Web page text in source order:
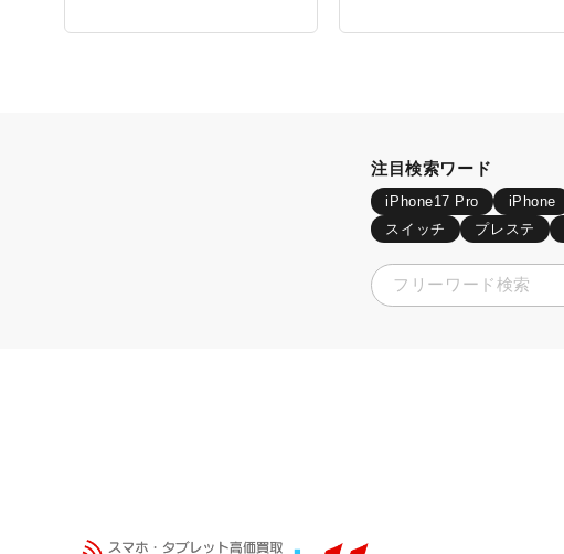
注目検索ワード
iPhone17 Pro iPhone
スイッチ
プレステ